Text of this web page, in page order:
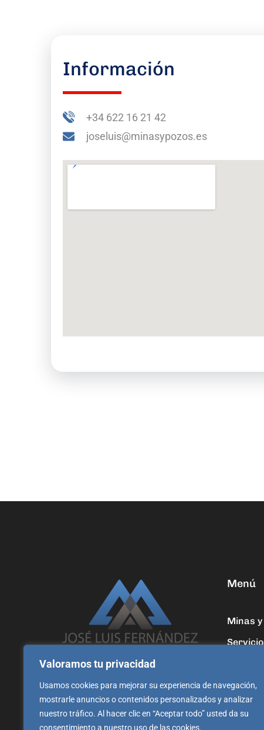
Valoramos tu privacidad
Usamos cookies para mejorar su experiencia de navegación,
mostrarle anuncios o contenidos personalizados y analizar
nuestro tráfico. Al hacer clic en “Aceptar todo” usted da su
consentimiento a nuestro uso de las cookies.
Información
+34 622 16 21 42
joseluis@minasypozos.es
+34 622 16 21 42
Menú
Minas y
Contacto